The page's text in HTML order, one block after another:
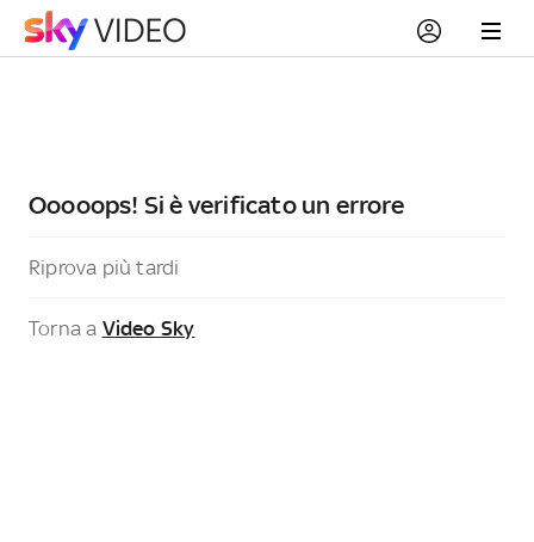
Ooooops! Si è verificato un errore
Riprova più tardi
Torna a Video Sky